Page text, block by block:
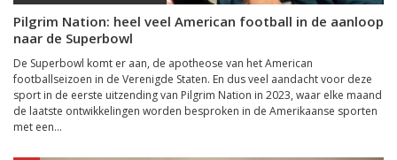
Pilgrim Nation: heel veel American football in de aanloop
naar de Superbowl
De Superbowl komt er aan, de apotheose van het American
footballseizoen in de Verenigde Staten. En dus veel aandacht voor deze
sport in de eerste uitzending van Pilgrim Nation in 2023, waar elke maand
de laatste ontwikkelingen worden besproken in de Amerikaanse sporten
met een...